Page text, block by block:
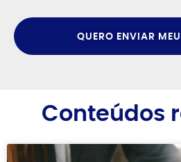
QUERO ENVIAR
Conteúdos